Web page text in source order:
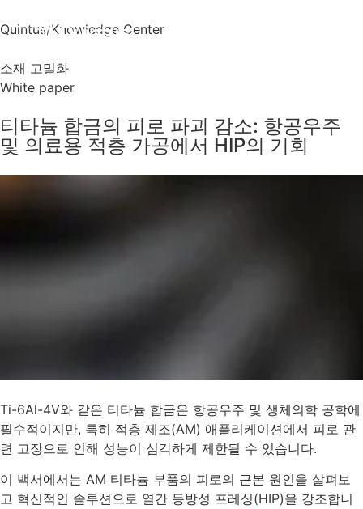
Quintus/Knowledge Center
소재 고밀화
White paper
티타늄 합금의 피로 파괴 감소: 항공우주
및 의료용 적층 가공에서 HIP의 기회
Ti-6Al-4V와 같은 티타늄 합금은 항공우주 및 생체의학 공학에
필수적이지만, 특히 적층 제조(AM) 애플리케이션에서 피로 관
련 고장으로 인해 성능이 심각하게 제한될 수 있습니다.
이 백서에서는 AM 티타늄 부품의 피로의 근본 원인을 살펴보
고 혁신적인 솔루션으로 열간 등방성 프레싱(HIP)을 강조합니